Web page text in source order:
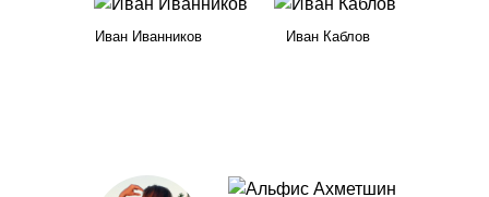
Иван Иванников Иван Каблов